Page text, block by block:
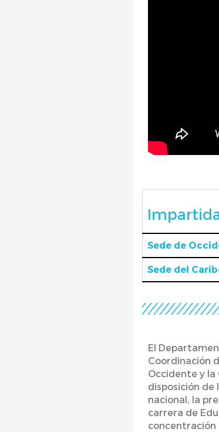
Sede de
Sede del
El
Coordinación
Occidente y la
disposición de
nacional, la
carrera de
concentración